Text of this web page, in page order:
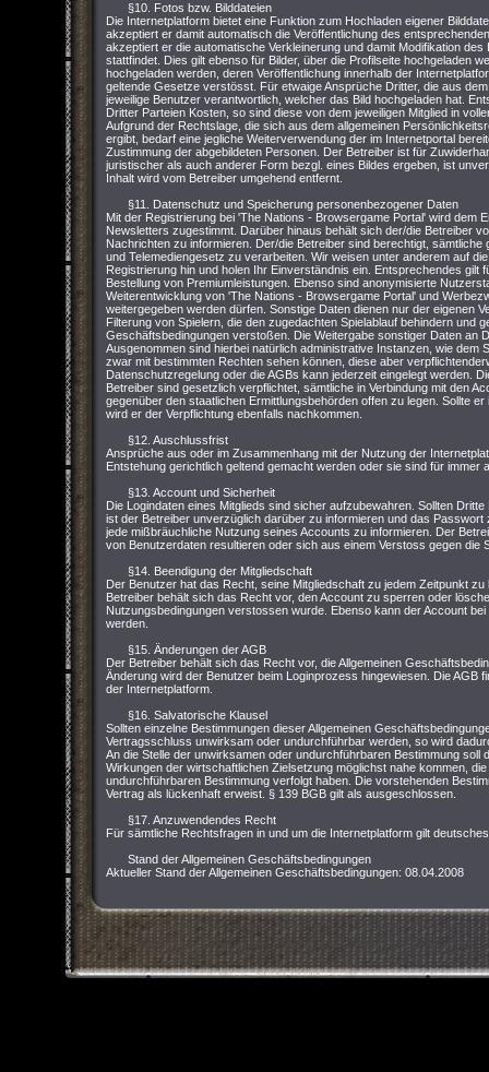
§10. Fotos bzw. Bilddateien
Die Internetplatform bietet eine Funktion zum Hochladen eigener
akzeptiert er damit automatisch die Veröffentlichung des
akzeptiert er die automatische Verkleinerung und damit Modifikation
stattfindet. Dies gilt ebenso für Bilder, über die Profilseite hochgeladen
hochgeladen werden, deren Veröffentlichung innerhalb der
geltende Gesetze verstösst. Für etwaige Ansprüche Dritter, die aus
jeweilige Benutzer verantwortlich, welcher das Bild hochgeladen hat.
Dritter Parteien Kosten, so sind diese von dem jeweiligen Mitglied in
Aufgrund der Rechtslage, die sich aus dem allgemeinen
ergibt, bedarf eine jegliche Weiterverwendung der im Internetportal
Zustimmung der abgebildeten Personen. Der Betreiber ist für
juristischer als auch anderer Form bezgl. eines Bildes ergeben, ist
Inhalt wird vom Betreiber umgehend entfernt.
§11. Datenschutz und Speicherung personenbezogener Daten
Mit der Registrierung bei 'The Nations - Browsergame Portal' wird dem
Newsletters zugestimmt. Darüber hinaus behält sich der/die Betreiber
Nachrichten zu informieren. Der/die Betreiber sind berechtigt,
und Telemediengesetz zu verarbeiten. Wir weisen unter anderem auf
Registrierung hin und holen Ihr Einverständnis ein. Entsprechendes gilt
Bestellung von Premiumleistungen. Ebenso sind anonymisierte
Weiterentwicklung von 'The Nations - Browsergame Portal' und
weitergegeben werden dürfen. Sonstige Daten dienen nur der eigenen
Filterung von Spielern, die den zugedachten Spielablauf behindern und
Geschäftsbedingungen verstoßen. Die Weitergabe sonstiger Daten an
Ausgenommen sind hierbei natürlich administrative Instanzen, wie dem
zwar mit bestimmten Rechten sehen können, diese aber
Datenschutzregelung oder die AGBs kann jederzeit eingelegt werden.
Betreiber sind gesetzlich verpflichtet, sämtliche in Verbindung mit den
gegenüber den staatlichen Ermittlungsbehörden offen zu legen. Sollte
wird er der Verpflichtung ebenfalls nachkommen.
§12. Auschlussfrist
Ansprüche aus oder im Zusammenhang mit der Nutzung der
Entstehung gerichtlich geltend gemacht werden oder sie sind für immer
§13. Account und Sicherheit
Die Logindaten eines Mitglieds sind sicher aufzubewahren. Sollten
ist der Betreiber unverzüglich darüber zu informieren und das
jede mißbräuchliche Nutzung seines Accounts zu informieren. Der
von Benutzerdaten resultieren oder sich aus einem Verstoss gegen die
§14. Beendigung der Mitgliedschaft
Der Benutzer hat das Recht, seine Mitgliedschaft zu jedem Zeitpunkt
Betreiber behält sich das Recht vor, den Account zu sperren oder
Nutzungsbedingungen verstossen wurde. Ebenso kann der Account
werden.
§15. Änderungen der AGB
Der Betreiber behält sich das Recht vor, die Allgemeinen
Änderung wird der Benutzer beim Loginprozess hingewiesen. Die AGB
der Internetplatform.
§16. Salvatorische Klausel
Sollten einzelne Bestimmungen dieser Allgemeinen
Vertragsschluss unwirksam oder undurchführbar werden, so wird
An die Stelle der unwirksamen oder undurchführbaren Bestimmung
Wirkungen der wirtschaftlichen Zielsetzung möglichst nahe kommen,
undurchführbaren Bestimmung verfolgt haben. Die vorstehenden
Vertrag als lückenhaft erweist. § 139 BGB gilt als ausgeschlossen.
§17. Anzuwendendes Recht
Für sämtliche Rechtsfragen in und um die Internetplatform gilt
Stand der Allgemeinen Geschäftsbedingungen
Aktueller Stand der Allgemeinen Geschäftsbedingungen: 08.04.2008